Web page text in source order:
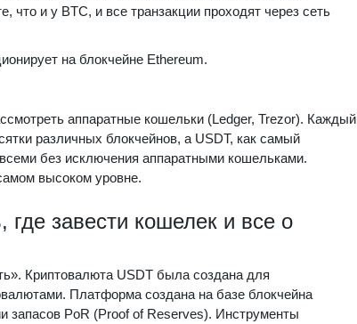
что и у BTC, и все транзакции проходят через сеть
на блокчейне Ethereum.
аппаратные кошельки (Ledger, Trezor). Каждый
различных блокчейнов, а USDT, как самый
без исключения аппаратными кошельками.
высоком уровне.
завести кошелек и все о
Криптовалюта USDT была создана для
Платформа создана на базе блокчейна
запасов PoR (Proof of Reserves). Инструменты